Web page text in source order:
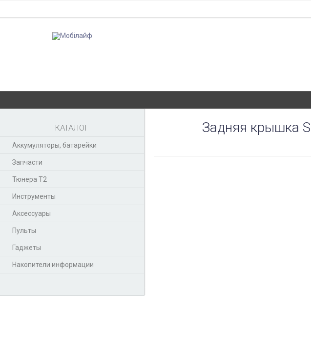
КАТАЛОГ
Аккумуляторы, батарейки
Запчасти
Тюнера T2
Инструменты
Аксессуары
Пульты
Гаджеты
Накопители информации
Задняя крышка